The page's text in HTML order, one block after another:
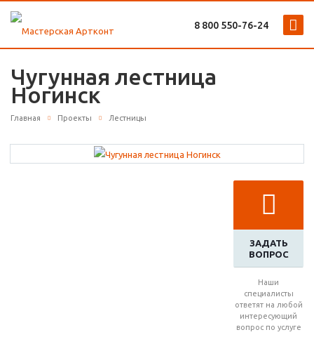
8 800 ‎550-76-24
Чугунная лестница
Ногинск
Главная Проекты Лестницы
ЗАДАТЬ
ВОПРОС
Наши
специалисты
ответят на любой
интересующий
вопрос по услуге